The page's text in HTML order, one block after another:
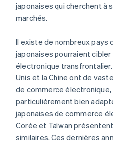
japonaises qui cherchent à
marchés.
Il existe de nombreux pays
japonaises pourraient
électronique
Unis et la Chine ont de
de commerce électronique,
particulièrement bien
japonaises de commerce
Corée et Taïwan
similaires. Ces dernières